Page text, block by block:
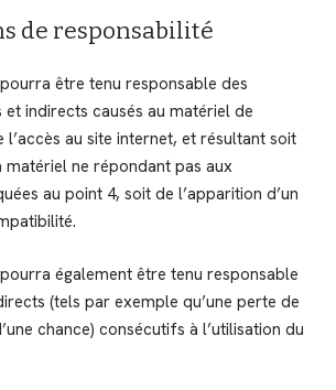
de responsabilité
être tenu responsable des
indirects causés au matériel de
l’accès au site internet, et résultant soit
matériel ne répondant pas aux
au point 4, soit de l’apparition d’un
également être tenu responsable
(tels par exemple qu’une perte de
chance) consécutifs à l’utilisation du